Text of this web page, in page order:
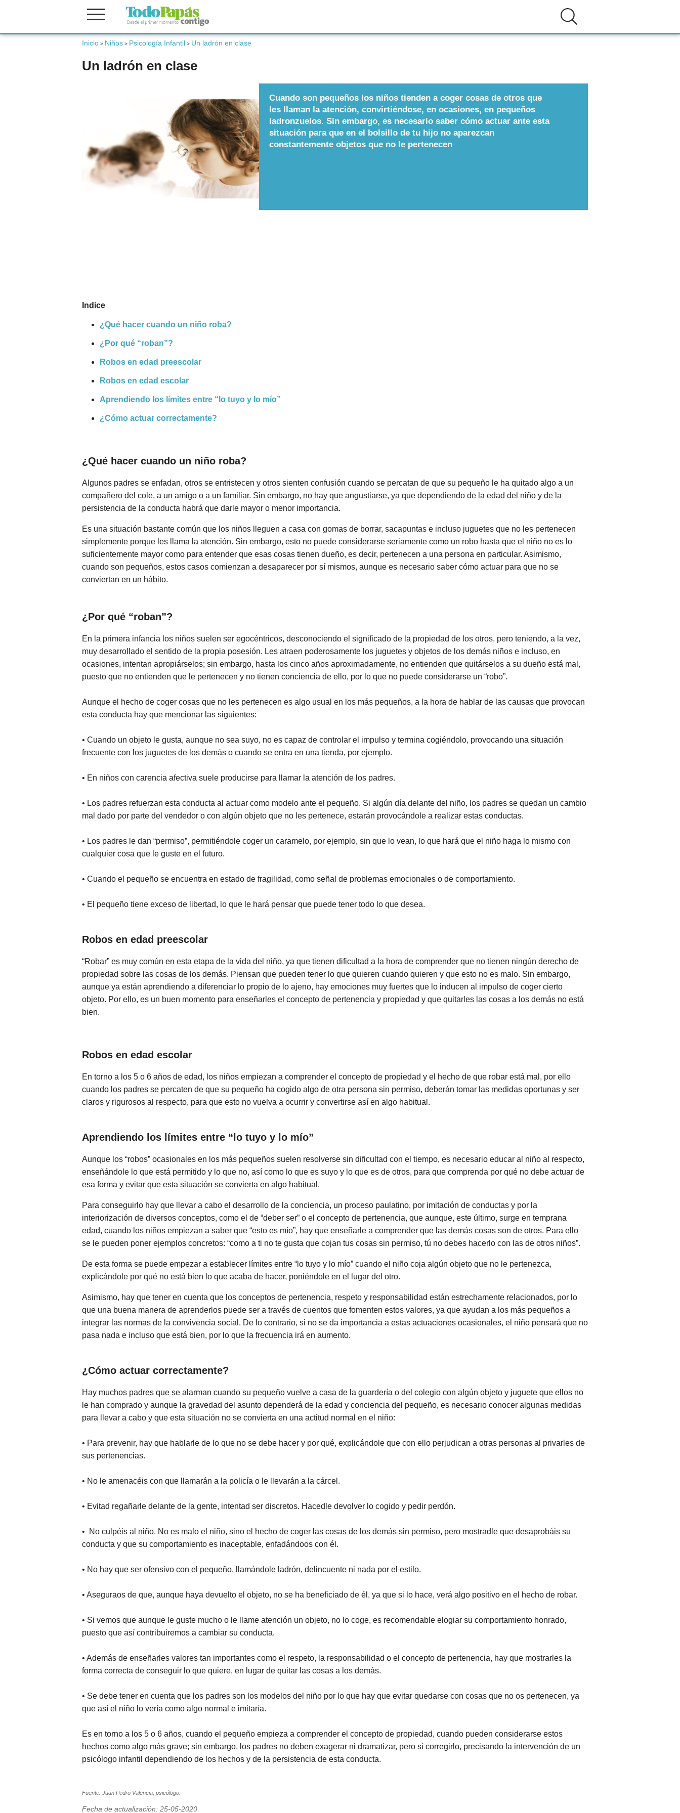
Inicio > Niños > Psicología Infantil > Un ladrón en clase
Un ladrón en clase
Cuando son pequeños los niños tienden a coger cosas de otros que
les llaman la atención, convirtiéndose, en ocasiones, en pequeños
ladronzuelos. Sin embargo, es necesario saber cómo actuar ante esta
situación para que en el bolsillo de tu hijo no aparezcan
constantemente objetos que no le pertenecen
Indice
¿Qué hacer cuando un niño roba?
¿Por qué “roban”?
Robos en edad preescolar
Robos en edad escolar
Aprendiendo los límites entre “lo tuyo y lo mío”
¿Cómo actuar correctamente?
¿Qué hacer cuando un niño roba?
Algunos padres se enfadan, otros se entristecen y otros sienten confusión cuando se percatan de que su pequeño le ha quitado algo a un
compañero del cole, a un amigo o a un familiar. Sin embargo, no hay que angustiarse, ya que dependiendo de la edad del niño y de la
persistencia de la conducta habrá que darle mayor o menor importancia.
Es una situación bastante común que los niños lleguen a casa con gomas de borrar, sacapuntas e incluso juguetes que no les pertenecen
simplemente porque les llama la atención. Sin embargo, esto no puede considerarse seriamente como un robo hasta que el niño no es lo
suficientemente mayor como para entender que esas cosas tienen dueño, es decir, pertenecen a una persona en particular. Asimismo,
cuando son pequeños, estos casos comienzan a desaparecer por sí mismos, aunque es necesario saber cómo actuar para que no se
conviertan en un hábito.
¿Por qué “roban”?
En la primera infancia los niños suelen ser egocéntricos, desconociendo el significado de la propiedad de los otros, pero teniendo, a la vez,
muy desarrollado el sentido de la propia posesión. Les atraen poderosamente los juguetes y objetos de los demás niños e incluso, en
ocasiones, intentan apropiárselos; sin embargo, hasta los cinco años aproximadamente, no entienden que quitárselos a su dueño está mal,
puesto que no entienden que le pertenecen y no tienen conciencia de ello, por lo que no puede considerarse un “robo”.
Aunque el hecho de coger cosas que no les pertenecen es algo usual en los más pequeños, a la hora de hablar de las causas que provocan
esta conducta hay que mencionar las siguientes:
• Cuando un objeto le gusta, aunque no sea suyo, no es capaz de controlar el impulso y termina cogiéndolo, provocando una situación
frecuente con los juguetes de los demás o cuando se entra en una tienda, por ejemplo.
• En niños con carencia afectiva suele producirse para llamar la atención de los padres.
• Los padres refuerzan esta conducta al actuar como modelo ante el pequeño. Si algún día delante del niño, los padres se quedan un cambio
mal dado por parte del vendedor o con algún objeto que no les pertenece, estarán provocándole a realizar estas conductas.
• Los padres le dan “permiso”, permitiéndole coger un caramelo, por ejemplo, sin que lo vean, lo que hará que el niño haga lo mismo con
cualquier cosa que le guste en el futuro.
• Cuando el pequeño se encuentra en estado de fragilidad, como señal de problemas emocionales o de comportamiento.
• El pequeño tiene exceso de libertad, lo que le hará pensar que puede tener todo lo que desea.
Robos en edad preescolar
“Robar” es muy común en esta etapa de la vida del niño, ya que tienen dificultad a la hora de comprender que no tienen ningún derecho de
propiedad sobre las cosas de los demás. Piensan que pueden tener lo que quieren cuando quieren y que esto no es malo. Sin embargo,
aunque ya están aprendiendo a diferenciar lo propio de lo ajeno, hay emociones muy fuertes que lo inducen al impulso de coger cierto
objeto. Por ello, es un buen momento para enseñarles el concepto de pertenencia y propiedad y que quitarles las cosas a los demás no está
bien.
Robos en edad escolar
En torno a los 5 o 6 años de edad, los niños empiezan a comprender el concepto de propiedad y el hecho de que robar está mal, por ello
cuando los padres se percaten de que su pequeño ha cogido algo de otra persona sin permiso, deberán tomar las medidas oportunas y ser
claros y rigurosos al respecto, para que esto no vuelva a ocurrir y convertirse así en algo habitual.
Aprendiendo los límites entre “lo tuyo y lo mío”
Aunque los “robos” ocasionales en los más pequeños suelen resolverse sin dificultad con el tiempo, es necesario educar al niño al respecto,
enseñándole lo que está permitido y lo que no, así como lo que es suyo y lo que es de otros, para que comprenda por qué no debe actuar de
esa forma y evitar que esta situación se convierta en algo habitual.
Para conseguirlo hay que llevar a cabo el desarrollo de la conciencia, un proceso paulatino, por imitación de conductas y por la
interiorización de diversos conceptos, como el de “deber ser” o el concepto de pertenencia, que aunque, este último, surge en temprana
edad, cuando los niños empiezan a saber que “esto es mío”, hay que enseñarle a comprender que las demás cosas son de otros. Para ello
se le pueden poner ejemplos concretos: “como a ti no te gusta que cojan tus cosas sin permiso, tú no debes hacerlo con las de otros niños”.
De esta forma se puede empezar a establecer límites entre “lo tuyo y lo mío” cuando el niño coja algún objeto que no le pertenezca,
explicándole por qué no está bien lo que acaba de hacer, poniéndole en el lugar del otro.
Asimismo, hay que tener en cuenta que los conceptos de pertenencia, respeto y responsabilidad están estrechamente relacionados, por lo
que una buena manera de aprenderlos puede ser a través de cuentos que fomenten estos valores, ya que ayudan a los más pequeños a
integrar las normas de la convivencia social. De lo contrario, si no se da importancia a estas actuaciones ocasionales, el niño pensará que no
pasa nada e incluso que está bien, por lo que la frecuencia irá en aumento.
¿Cómo actuar correctamente?
Hay muchos padres que se alarman cuando su pequeño vuelve a casa de la guardería o del colegio con algún objeto y juguete que ellos no
le han comprado y aunque la gravedad del asunto dependerá de la edad y conciencia del pequeño, es necesario conocer algunas medidas
para llevar a cabo y que esta situación no se convierta en una actitud normal en el niño:
• Para prevenir, hay que hablarle de lo que no se debe hacer y por qué, explicándole que con ello perjudican a otras personas al privarles de
sus pertenencias.
• No le amenacéis con que llamarán a la policía o le llevarán a la cárcel.
• Evitad regañarle delante de la gente, intentad ser discretos. Hacedle devolver lo cogido y pedir perdón.
• No culpéis al niño. No es malo el niño, sino el hecho de coger las cosas de los demás sin permiso, pero mostradle que desaprobáis su
conducta y que su comportamiento es inaceptable, enfadándoos con él.
• No hay que ser ofensivo con el pequeño, llamándole ladrón, delincuente ni nada por el estilo.
• Aseguraos de que, aunque haya devuelto el objeto, no se ha beneficiado de él, ya que si lo hace, verá algo positivo en el hecho de robar.
• Si vemos que aunque le guste mucho o le llame atención un objeto, no lo coge, es recomendable elogiar su comportamiento honrado,
puesto que así contribuiremos a cambiar su conducta.
• Además de enseñarles valores tan importantes como el respeto, la responsabilidad o el concepto de pertenencia, hay que mostrarles la
forma correcta de conseguir lo que quiere, en lugar de quitar las cosas a los demás.
• Se debe tener en cuenta que los padres son los modelos del niño por lo que hay que evitar quedarse con cosas que no os pertenecen, ya
que así el niño lo vería como algo normal e imitaría.
Es en torno a los 5 o 6 años, cuando el pequeño empieza a comprender el concepto de propiedad, cuando pueden considerarse estos
hechos como algo más grave; sin embargo, los padres no deben exagerar ni dramatizar, pero sí corregirlo, precisando la intervención de un
psicólogo infantil dependiendo de los hechos y de la persistencia de esta conducta.
Fuente: Juan Pedro Valencia, psicólogo.
Fecha de actualización: 25-05-2020